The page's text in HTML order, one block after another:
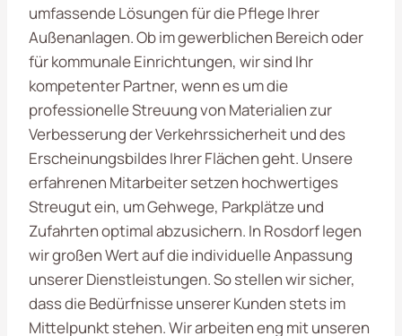
umfassende Lösungen für die Pflege Ihrer
Außenanlagen. Ob im gewerblichen Bereich oder
für kommunale Einrichtungen, wir sind Ihr
kompetenter Partner, wenn es um die
professionelle Streuung von Materialien zur
Verbesserung der Verkehrssicherheit und des
Erscheinungsbildes Ihrer Flächen geht. Unsere
erfahrenen Mitarbeiter setzen hochwertiges
Streugut ein, um Gehwege, Parkplätze und
Zufahrten optimal abzusichern. In Rosdorf legen
wir großen Wert auf die individuelle Anpassung
unserer Dienstleistungen. So stellen wir sicher,
dass die Bedürfnisse unserer Kunden stets im
Mittelpunkt stehen. Wir arbeiten eng mit unseren